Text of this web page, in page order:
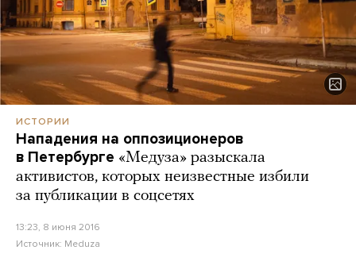
ИСТОРИИ
Нападения на оппозиционеров
в Петербурге «Медуза» разыскала
активистов, которых неизвестные избили
за публикации в соцсетях
13:23, 8 июня 2016
Источник: Meduza